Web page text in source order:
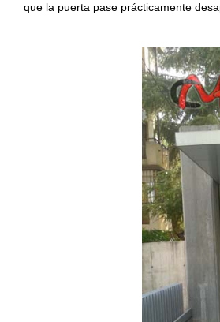
que la puerta pase prácticamente